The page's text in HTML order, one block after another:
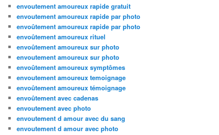
envoutement amoureux rapide gratuit
envoutement amoureux rapide par photo
envoûtement amoureux rapide par photo
envoûtement amoureux rituel
envoûtement amoureux sur photo
envoutement amoureux sur photo
envoûtement amoureux symptômes
envoutement amoureux temoignage
envoûtement amoureux témoignage
envoûtement avec cadenas
envoutement avec photo
envoutement d amour avec du sang
envoutement d amour avec photo